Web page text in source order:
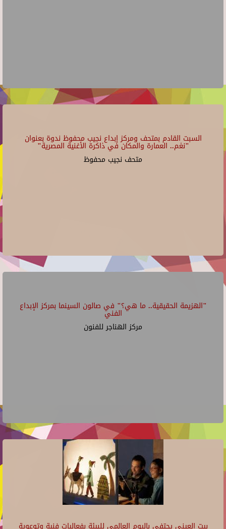
السبت القادم بمتحف ومركز إبداع نجيب محفوظ ندوة بعنوان
"نغم.. العمارة والمكان في ذاكرة الأغنية المصرية"
متحف نجيب محفوظ
"الهزيمة الحقيقية.. ما هي؟" في صالون السينما بمركز الإبداع
الفني
مركز الهناجر للفنون